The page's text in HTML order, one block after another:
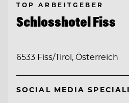
TOP ARBEITGEBER
Schlosshotel Fiss
6533 Fiss/Tirol, Österreich
SOCIAL MEDIA